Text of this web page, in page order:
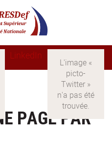
LinkedIn
PAGE PAR